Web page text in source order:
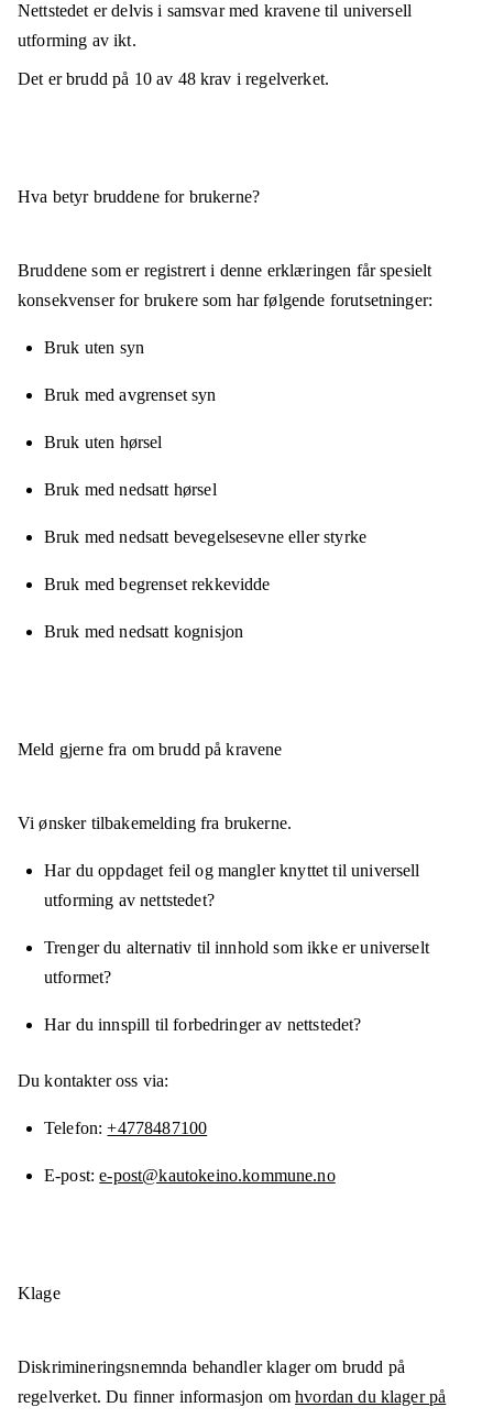
Nettstedet erdelvis i samsvarmed kravene til universell
utforming av ikt.
Det er brudd på 10av 48krav i regelverket.
Hva betyr bruddene for brukerne?
Bruddene som er registrert i denne erklæringen får spesielt
konsekvenser for brukere som har følgende forutsetninger:
Bruk uten syn
Bruk med avgrenset syn
Bruk uten hørsel
Bruk med nedsatt hørsel
Bruk med nedsatt bevegelsesevne eller styrke
Bruk med begrenset rekkevidde
Bruk med nedsatt kognisjon
Meld gjerne fra om brudd på kravene
Vi ønsker tilbakemelding fra brukerne.
Har du oppdaget feil og mangler knyttet til universell
utforming av nettstedet?
Trenger du alternativ til innhold som ikke er universelt
utformet?
Har du innspill til forbedringer av nettstedet?
Du kontakter oss via:
Telefon +4778487100
E-post e-post@kautokeino.kommune.no
Klage
Diskrimineringsnemnda behandler klager om brudd på
regelverket. Du finner informasjon omhvordan du klager på